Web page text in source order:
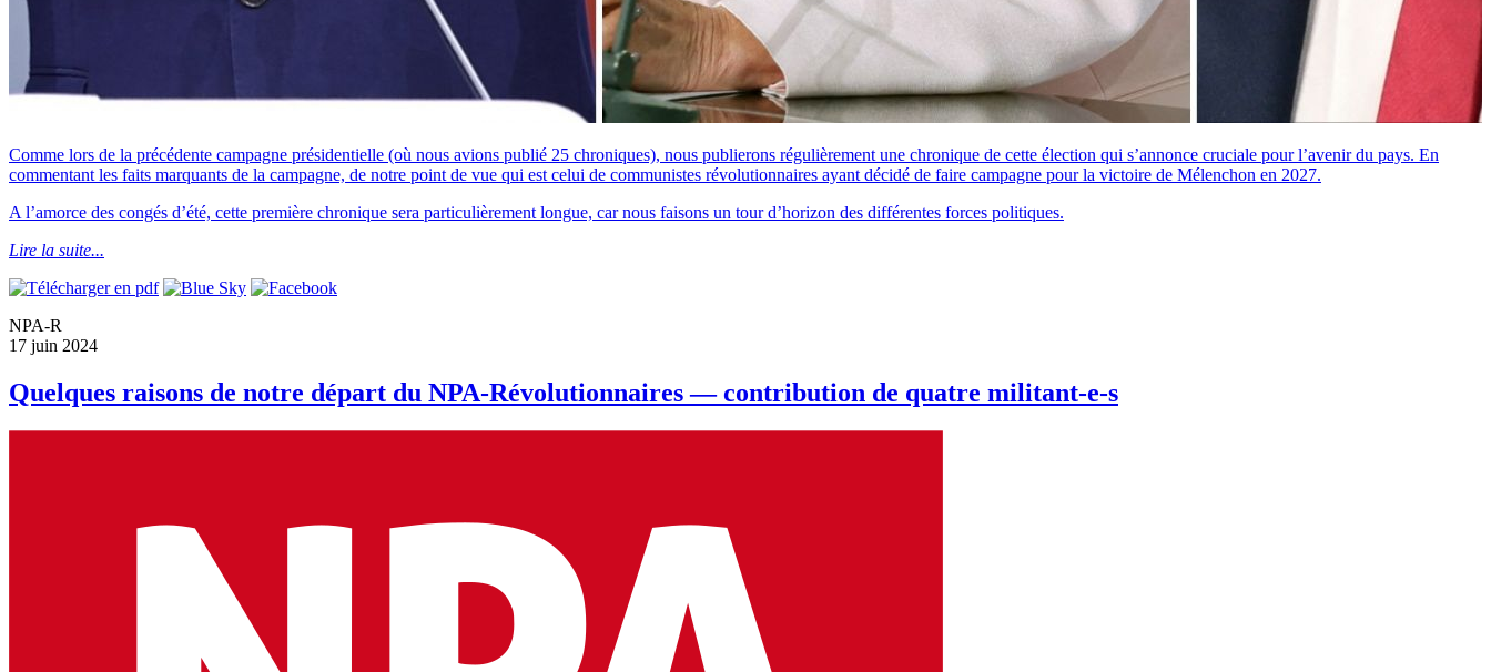
Comme lors de la précédente campagne présidentielle (où nous avions publié 25 chroniques), nous publierons régulièrement une chronique de cette élection qui s’annonce cruciale pour l’avenir du pays. En
commentant les faits marquants de la campagne, de notre point de vue qui est celui de communistes révolutionnaires ayant décidé de faire campagne pour la victoire de Mélenchon en 2027.
A l’amorce des congés d’été, cette première chronique sera particulièrement longue, car nous faisons un tour d’horizon des différentes forces politiques.
Lire la suite...
NPA-R
17 juin 2024
Quelques raisons de notre départ du NPA-Révolutionnaires — contribution de quatre militant-e-s